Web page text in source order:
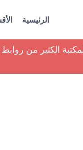
الرئيسية
الكثير من